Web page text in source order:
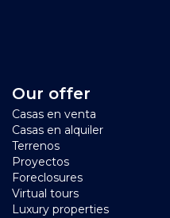
Our offer
Casas en venta
Casas en alquiler
Terrenos
Proyectos
Foreclosures
Virtual tours
Luxury properties